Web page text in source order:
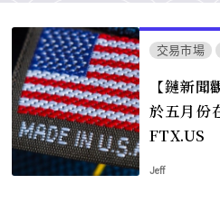
交易市場
【鏈新
於五月份
FTX.US
Jeff